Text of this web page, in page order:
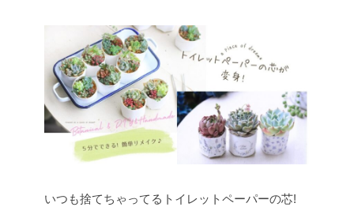
いつも捨てちゃってるトイレットペーパーの芯!